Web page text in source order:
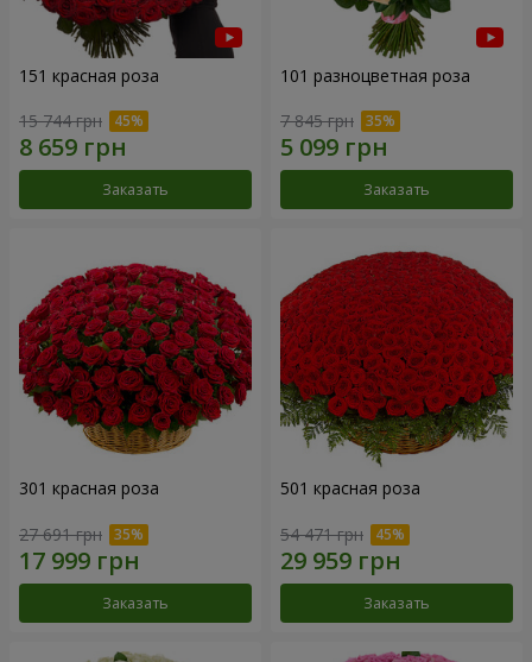
151 красная роза
15 744 грн
Заказать
101 разноцветная роза
7 845 грн
Заказать
301 красная роза
27 691 грн
Заказать
501 красная роза
54 471 грн
Заказать